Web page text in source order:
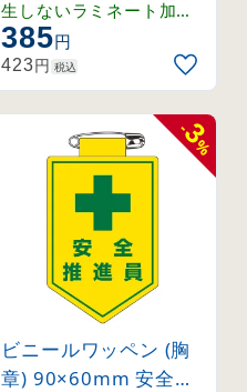
9)
生しないラミネート加工
済みワッペン。
385円
423円 税込
-
3
%
ビニールワッペン (胸
章) 90×60mm 安全ピ